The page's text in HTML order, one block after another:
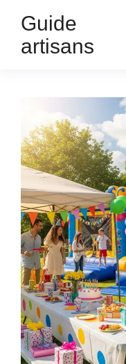
Guide
artisans